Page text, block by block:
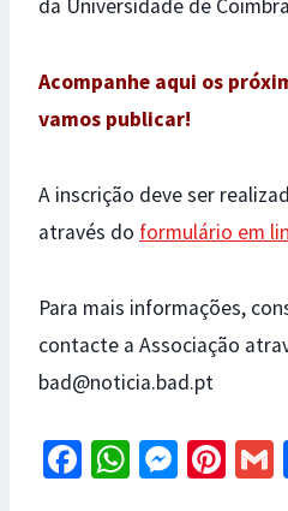
da Universidade de
Acompanhe aqui os
vamos publicar!
A inscrição deve ser
através do formulário em
Para mais informações,
contacte a Associação
bad@noticia.bad.pt
Fa W M Pi